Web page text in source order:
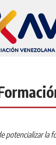
potencializar la